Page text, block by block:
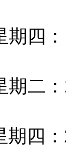
期四
期二
期四